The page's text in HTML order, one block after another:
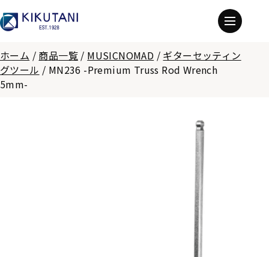
ホーム / 商品一覧 / MUSICNOMAD / ギターセッティン
グツール / MN236 -Premium Truss Rod Wrench
5mm-